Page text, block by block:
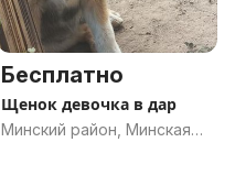
Бесплатно
Щенок девочка в дар
Минский район, Минская